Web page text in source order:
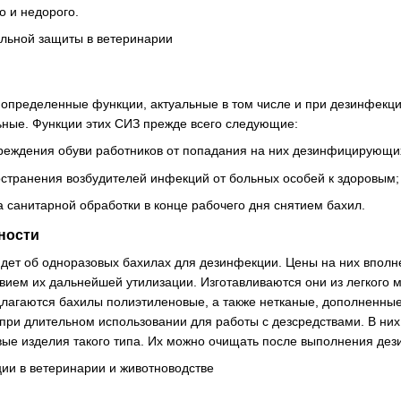
и недорого.
функции, актуальные в том числе и при
Функции этих СИЗ прежде всего следующие:
обуви работников от попадания на них
возбудителей инфекций от больных особей к здоровым;
обработки в конце рабочего дня снятием бахил.
об одноразовых бахилах для дезинфекции. Цены на них
их дальнейшей утилизации. Изготавливаются они из
бахилы полиэтиленовые, а также нетканые,
длительном использовании для работы с дезсредствами. В
изделия такого типа. Их можно очищать после выполнения